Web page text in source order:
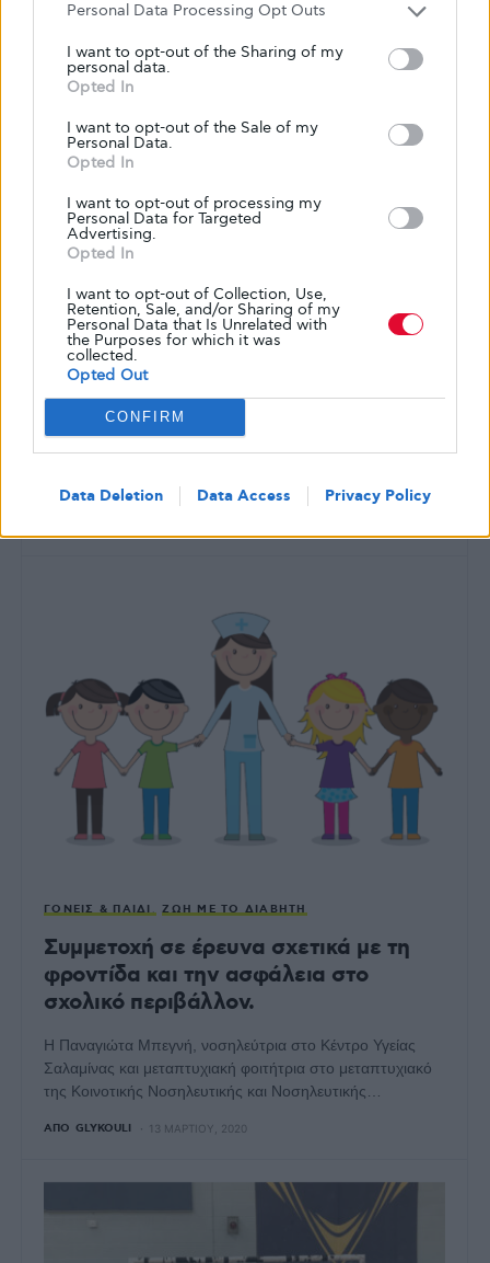
Personal Data Processing Opt Outs
I want to opt-out of the Sharing of my
personal data.
Opted In
I want to opt-out of the Sale of my
Personal Data.
Opted In
I want to opt-out of processing my
Personal Data for Targeted
Advertising.
Opted In
I want to opt-out of Collection, Use,
Retention, Sale, and/or Sharing of my
Personal Data that Is Unrelated with
the Purposes for which it was
collected.
Opted Out
CONFIRM
Data Deletion Data Access Privacy Policy
ΓΟΝΕΊΣ & ΠΑΙΔΊ ΖΩΉ ΜΕ ΤΟ ΔΙΑΒΉΤΗ
Για γονείς με γλυκά παιδιά: "Κάνε μια
ταινία με ένα μόνο πλάνο"
Αγαπητοί γονείς που μεγαλώνετε τα πιο γλυκά παιδιά του
αυτός…
ΓΟΝΕΊΣ & ΠΑΙΔΊ ΖΩΉ ΜΕ ΤΟ ΔΙΑΒΉΤΗ
Συμμετοχή σε έρευνα σχετικά με τη
φροντίδα και την ασφάλεια στο
σχολικό περιβάλλον.
Η Παναγιώτα Μπεγνή, νοσηλεύτρια στο Κέντρο Υγείας
Σαλαμίνας και μεταπτυχιακή φοιτήτρια στο μεταπτυχιακό
της Κοινοτικής Νοσηλευτικής και Νοσηλευτικής…
ΑΠΌ GLYKOULI 13 ΜΑΡΤΊΟΥ, 2020